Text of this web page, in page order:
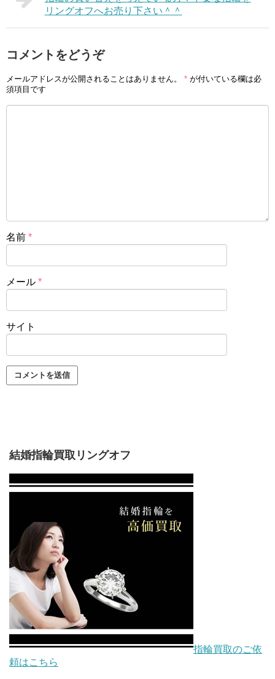
リングオフへお売り下さい＾＾
コメントをどうぞ
メールアドレスが公開されることはありません。 * が付いている欄は必
須項目です
名前 *
メール *
サイト
結婚指輪買取リングオフ
指輪買取のご依
頼はこちら